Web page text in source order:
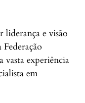
e visão
vasta experiência
em